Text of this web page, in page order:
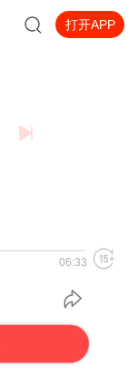
打开APP
06:33